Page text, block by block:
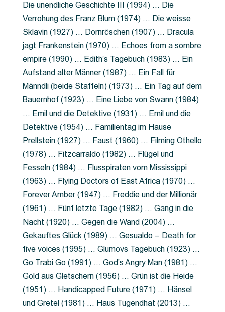
Die unendliche Geschichte III (1994) … Die
Verrohung des Franz Blum (1974) … Die weisse
Sklavin (1927) … Dornröschen (1907) … Dracula
jagt Frankenstein (1970) … Echoes from a sombre
empire (1990) … Edith’s Tagebuch (1983) … Ein
Aufstand alter Männer (1987) … Ein Fall für
Männdli (beide Staffeln) (1973) … Ein Tag auf dem
Bauernhof (1923) … Eine Liebe von Swann (1984)
… Emil und die Detektive (1931) … Emil und die
Detektive (1954) … Familientag im Hause
Prellstein (1927) … Faust (1960) … Filming Othello
(1978) … Fitzcarraldo (1982) … Flügel und
Fesseln (1984) … Flusspiraten vom Mississippi
(1963) … Flying Doctors of East Africa (1970) …
Forever Amber (1947) … Freddie und der Millionär
(1961) … Fünf letzte Tage (1982) … Gang in die
Nacht (1920) … Gegen die Wand (2004) …
Gekauftes Glück (1989) … Gesualdo – Death for
five voices (1995) … Glumovs Tagebuch (1923) …
Go Trabi Go (1991) … God’s Angry Man (1981) …
Gold aus Gletschern (1956) … Grün ist die Heide
(1951) … Handicapped Future (1971) … Hänsel
und Gretel (1981) … Haus Tugendhat (2013) …